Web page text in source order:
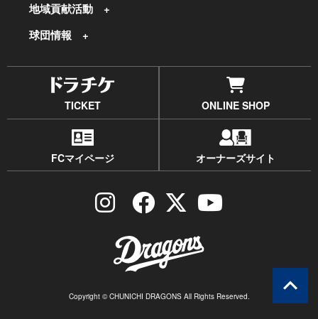
地域貢献活動
球団情報
TICKET ONLINE SHOP
FCマイページ オーナーズサイト
Copyright © CHUNICHI DRAGONS All Rights Reserved.